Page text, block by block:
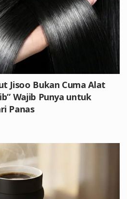
Jisoo Bukan Cuma Alat
Wajib Punya untuk
Panas